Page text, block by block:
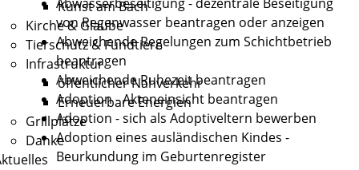
Kunst am Bach
Kirche & Glaube
Tierschutz & Fundtiere
Infrastruktur
öffentlicher Nahverkehr
Erneuerbare Energien
Grillplätze
Danke
von Regenwasser beantragen oder anzeigen
Abweichende Regelungen zum Schichtbetrieb
beantragen
Abweichende Ruhezeit beantragen
Adoption - Akteneinsicht beantragen
Adoption - sich als Adoptiveltern bewerben
Adoption eines ausländischen Kindes -
Beurkundung im Geburtenregister